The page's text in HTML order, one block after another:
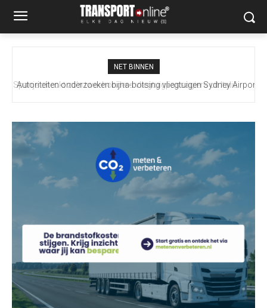
NET BINNEN
Autoriteiten onderzoeken bijna-botsing vliegtuigen Sydney Airport